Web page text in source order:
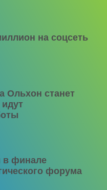
на соцсеть
Ольхон станет
в финале
форума